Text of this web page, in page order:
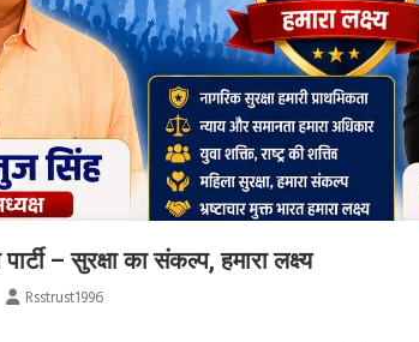
पार्टी – सुरक्षा का संकल्प, हमारा लक्ष्य
Rsstrust1996